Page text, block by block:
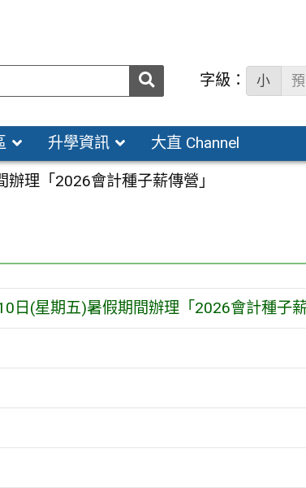
送出 字級： 小
升學資訊 大直 Channel
理「2026會計種子薪傳營」
日(星期五)暑假期間辦理「2026會計種子薪